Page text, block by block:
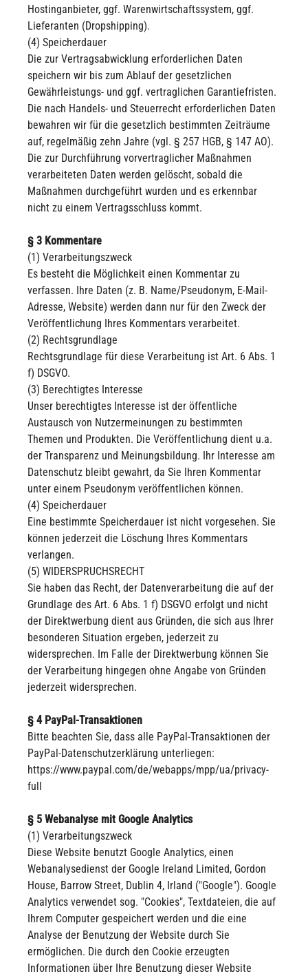
Hostinganbieter, ggf. Warenwirtschaftssystem, ggf.
Lieferanten (Dropshipping).
(4) Speicherdauer
Die zur Vertragsabwicklung erforderlichen Daten
speichern wir bis zum Ablauf der gesetzlichen
Gewährleistungs- und ggf. vertraglichen Garantiefristen.
Die nach Handels- und Steuerrecht erforderlichen Daten
bewahren wir für die gesetzlich bestimmten Zeiträume
auf, regelmäßig zehn Jahre (vgl. § 257 HGB, § 147 AO).
Die zur Durchführung vorvertraglicher Maßnahmen
verarbeiteten Daten werden gelöscht, sobald die
Maßnahmen durchgeführt wurden und es erkennbar
nicht zu einem Vertragsschluss kommt.
§ 3 Kommentare
(1) Verarbeitungszweck
Es besteht die Möglichkeit einen Kommentar zu
verfassen. Ihre Daten (z. B. Name/Pseudonym, E-Mail-
Adresse, Website) werden dann nur für den Zweck der
Veröffentlichung Ihres Kommentars verarbeitet.
(2) Rechtsgrundlage
Rechtsgrundlage für diese Verarbeitung ist Art. 6 Abs. 1
f) DSGVO.
(3) Berechtigtes Interesse
Unser berechtigtes Interesse ist der öffentliche
Austausch von Nutzermeinungen zu bestimmten
Themen und Produkten. Die Veröffentlichung dient u.a.
der Transparenz und Meinungsbildung. Ihr Interesse am
Datenschutz bleibt gewahrt, da Sie Ihren Kommentar
unter einem Pseudonym veröffentlichen können.
(4) Speicherdauer
Eine bestimmte Speicherdauer ist nicht vorgesehen. Sie
können jederzeit die Löschung Ihres Kommentars
verlangen.
(5) WIDERSPRUCHSRECHT
Sie haben das Recht, der Datenverarbeitung die auf der
Grundlage des Art. 6 Abs. 1 f) DSGVO erfolgt und nicht
der Direktwerbung dient aus Gründen, die sich aus Ihrer
besonderen Situation ergeben, jederzeit zu
widersprechen. Im Falle der Direktwerbung können Sie
der Verarbeitung hingegen ohne Angabe von Gründen
jederzeit widersprechen.
§ 4 PayPal-Transaktionen
Bitte beachten Sie, dass alle PayPal-Transaktionen der
PayPal-Datenschutzerklärung unterliegen:
https://www.paypal.com/de/webapps/mpp/ua/privacy-
full
§ 5 Webanalyse mit Google Analytics
(1) Verarbeitungszweck
Diese Website benutzt Google Analytics, einen
Webanalysedienst der Google Ireland Limited, Gordon
House, Barrow Street, Dublin 4, Irland ("Google"). Google
Analytics verwendet sog. "Cookies", Textdateien, die auf
Ihrem Computer gespeichert werden und die eine
Analyse der Benutzung der Website durch Sie
ermöglichen. Die durch den Cookie erzeugten
Informationen über Ihre Benutzung dieser Website